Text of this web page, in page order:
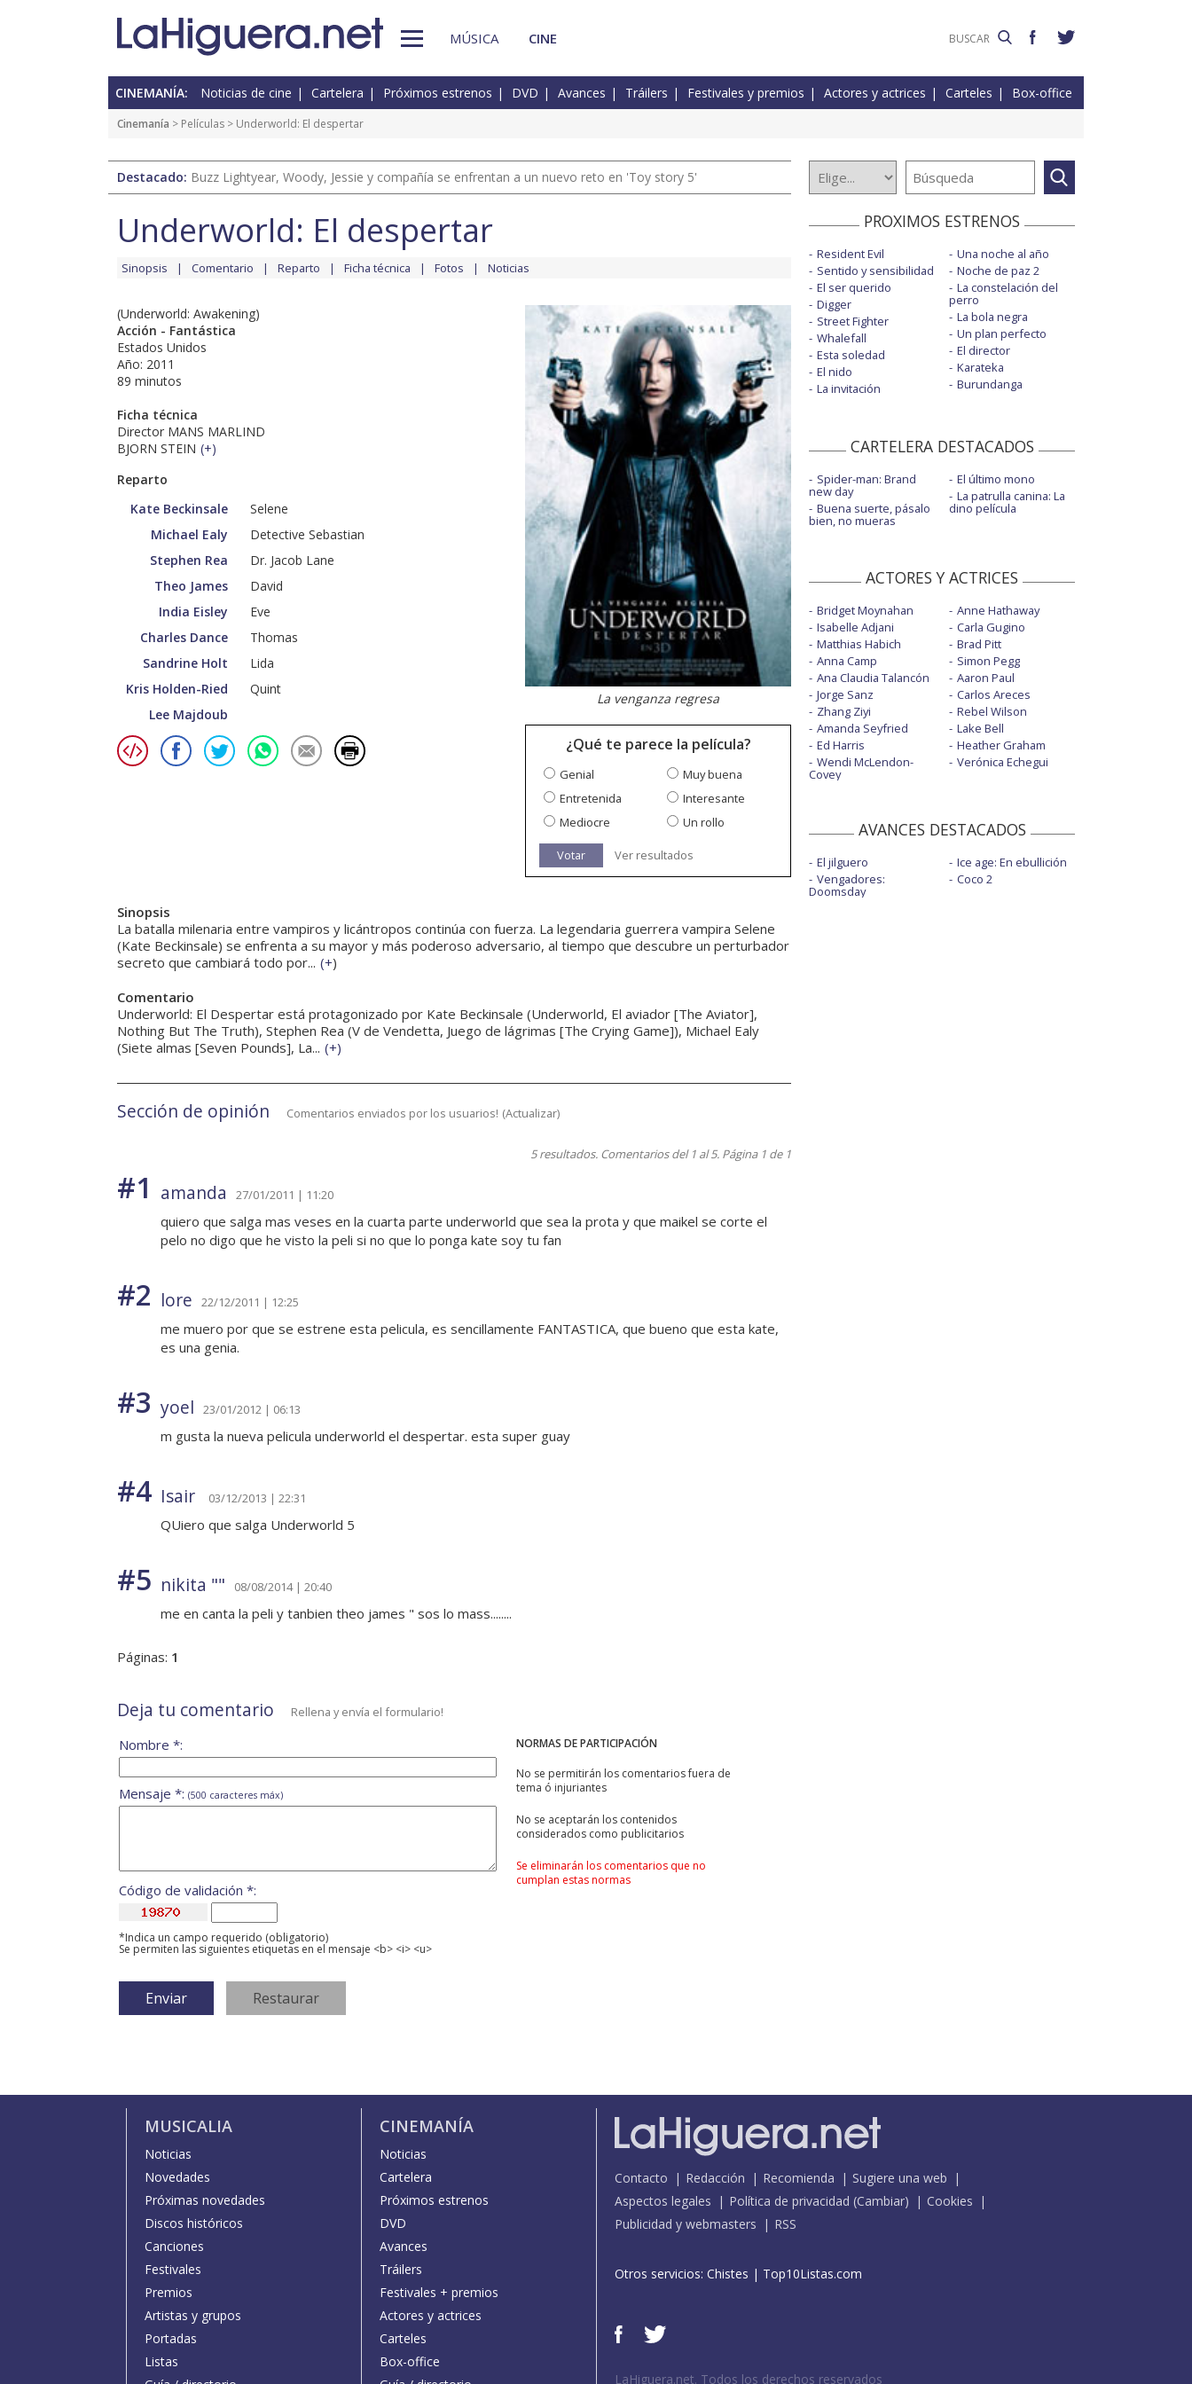
MÚSICA CINE
CINEMANÍA: Noticias de cine Cartelera Próximos estrenos DVD Avances Tráilers Festivales y premios Actores y actrices Carteles Box-office
Cinemanía > Películas > Underworld: El despertar
Destacado: Buzz Lightyear, Woody, Jessie y compañía se enfrentan a un nuevo reto en 'Toy story 5'
Underworld: El despertar
Sinopsis Comentario Reparto Ficha técnica Fotos Noticias
(Underworld: Awakening)
Acción - Fantástica
Estados Unidos
Año: 2011
89 minutos
Ficha técnica
Director MANS MARLIND
BJORN STEIN (+)
Reparto
Kate Beckinsale
Selene
Michael Ealy
Detective Sebastian
Stephen Rea
Dr. Jacob Lane
Theo James
David
India Eisley
Eve
Charles Dance
Thomas
Sandrine Holt
Lida
Kris Holden-Ried
Quint
Lee Majdoub
La venganza regresa
¿Qué te parece la película?
Genial
Muy buena
Entretenida
Interesante
Mediocre
Un rollo
Votar Ver resultados
Sinopsis
La batalla milenaria entre vampiros y licántropos continúa con fuerza. La legendaria guerrera vampira Selene
(Kate Beckinsale) se enfrenta a su mayor y más poderoso adversario, al tiempo que descubre un perturbador
secreto que cambiará todo por... (+)
Comentario
Underworld: El Despertar está protagonizado por Kate Beckinsale (Underworld, El aviador [The Aviator],
Nothing But The Truth), Stephen Rea (V de Vendetta, Juego de lágrimas [The Crying Game]), Michael Ealy
(Siete almas [Seven Pounds], La... (+)
Sección de opinión Comentarios enviados por los usuarios! (Actualizar)
5 resultados. Comentarios del 1 al 5. Página 1 de 1
#1 amanda 27/01/2011 | 11:20
quiero que salga mas veses en la cuarta parte underworld que sea la prota y que maikel se corte el
pelo no digo que he visto la peli si no que lo ponga kate soy tu fan
#2 lore 22/12/2011 | 12:25
me muero por que se estrene esta pelicula, es sencillamente FANTASTICA, que bueno que esta kate,
es una genia.
#3 yoel 23/01/2012 | 06:13
m gusta la nueva pelicula underworld el despertar. esta super guay
#4 Isair 03/12/2013 | 22:31
QUiero que salga Underworld 5
#5 nikita "" 08/08/2014 | 20:40
me en canta la peli y tanbien theo james " sos lo mass........
Páginas: 1
Deja tu comentario Rellena y envía el formulario!
NORMAS DE PARTICIPACIÓN
No se permitirán los comentarios fuera de
tema ó injuriantes
No se aceptarán los contenidos
considerados como publicitarios
Se eliminarán los comentarios que no
cumplan estas normas
Nombre *:
Mensaje *: (500 caracteres máx)
Código de validación *:
*Indica un campo requerido (obligatorio)
Se permiten las siguientes etiquetas en el mensaje <b> <i> <u>
PROXIMOS ESTRENOS
Resident Evil
Sentido y sensibilidad
El ser querido
Digger
Street Fighter
Whalefall
Esta soledad
El nido
La invitación
Una noche al año
Noche de paz 2
La constelación del
perro
La bola negra
Un plan perfecto
El director
Karateka
Burundanga
CARTELERA DESTACADOS
Spider-man: Brand
new day
Buena suerte, pásalo
bien, no mueras
El último mono
La patrulla canina: La
dino película
ACTORES Y ACTRICES
Bridget Moynahan
Isabelle Adjani
Matthias Habich
Anna Camp
Ana Claudia Talancón
Jorge Sanz
Zhang Ziyi
Amanda Seyfried
Ed Harris
Wendi McLendon-
Covey
Anne Hathaway
Carla Gugino
Brad Pitt
Simon Pegg
Aaron Paul
Carlos Areces
Rebel Wilson
Lake Bell
Heather Graham
Verónica Echegui
AVANCES DESTACADOS
El jilguero
Vengadores:
Doomsday
Ice age: En ebullición
Coco 2
MUSICALIA
Noticias
Novedades
Próximas novedades
Discos históricos
Canciones
Festivales
Premios
Artistas y grupos
Portadas
Listas
CINEMANÍA
Noticias
Cartelera
Próximos estrenos
DVD
Avances
Tráilers
Festivales + premios
Actores y actrices
Carteles
Box-office
Contacto Redacción Recomienda
Sugiere una web
Aspectos legales
Política de privacidad (Cambiar)
Cookies
Publicidad y webmasters
RSS
Otros servicios: Chistes | Top10Listas.com
LaHiguera.net. Todos los derechos reservados